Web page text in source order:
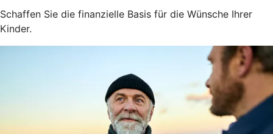
Schaffen Sie die finanzielle Basis für die Wünsche Ihrer
Kinder.